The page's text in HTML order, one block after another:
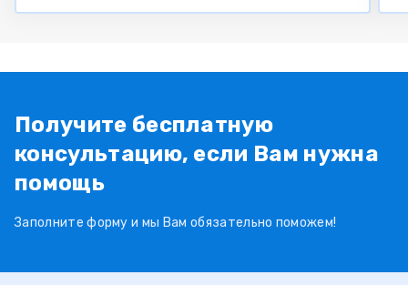
Получите бесплатную
консультацию, если Вам нужна
помощь
Заполните форму и мы Вам обязательно поможем!